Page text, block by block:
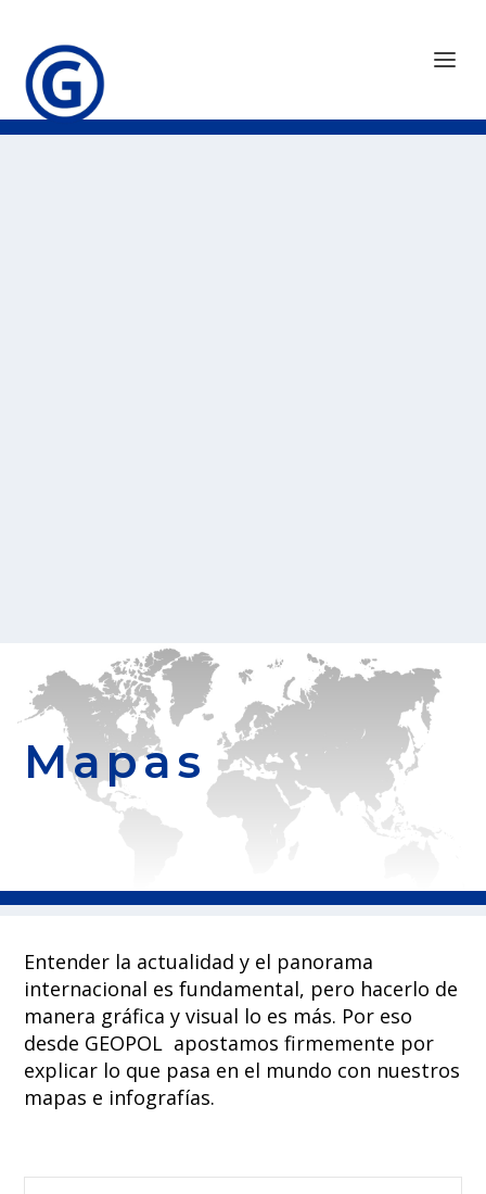
Mapas
Entender la actualidad y el panorama
internacional es fundamental, pero hacerlo de
manera gráfica y visual lo es más. Por eso
desde GEOPOL apostamos firmemente por
explicar lo que pasa en el mundo con nuestros
mapas e infografías.